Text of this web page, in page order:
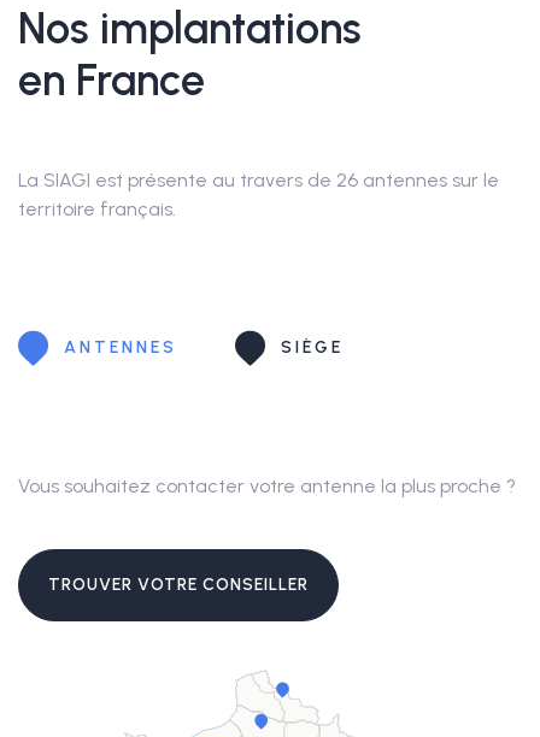
Nos implantations
en France
La SIAGI est présente au travers de 26 antennes sur le
territoire français.
ANTENNES SIÈGE
Vous souhaitez contacter votre antenne la plus proche ?
TROUVER VOTRE CONSEILLER